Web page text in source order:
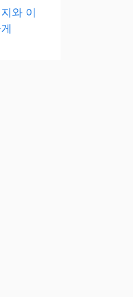
와 이